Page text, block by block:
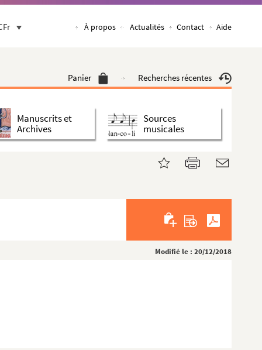
À propos Actualités Contact Aide
Panier Recherches récentes
Manuscrits et
Archives
Sources
musicales
Modifié le : 20/12/2018